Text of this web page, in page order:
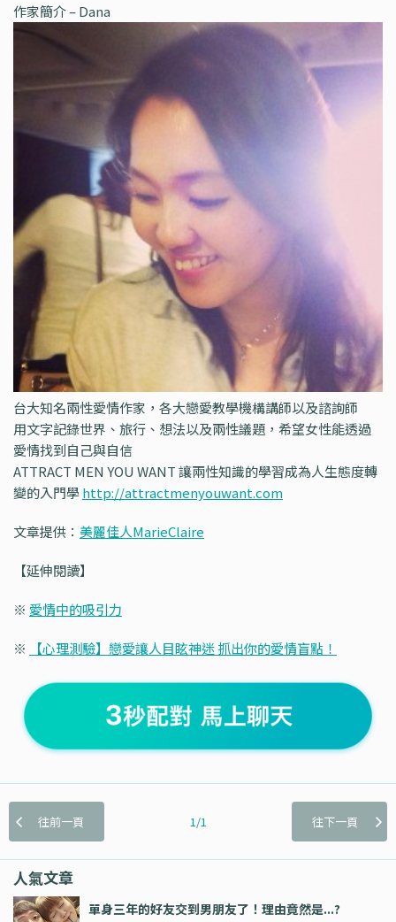
作家簡介 – Dana
台大知名兩性愛情作家，各大戀愛教學機構講師以及諮詢師
用文字記錄世界、旅行、想法以及兩性議題，希望女性能透過
愛情找到自己與自信
ATTRACT MEN YOU WANT 讓兩性知識的學習成為人生態度轉
變的入門學 http://attractmenyouwant.com
文章提供： 美麗佳人MarieClaire
【延伸閱讀】
※ 愛情中的吸引力
※ 【心理測驗】戀愛讓人目眩神迷 抓出你的愛情盲點！
往前一頁 1/1 往下一頁
人氣文章
單身三年的好友交到男朋友了！理由竟然是...?